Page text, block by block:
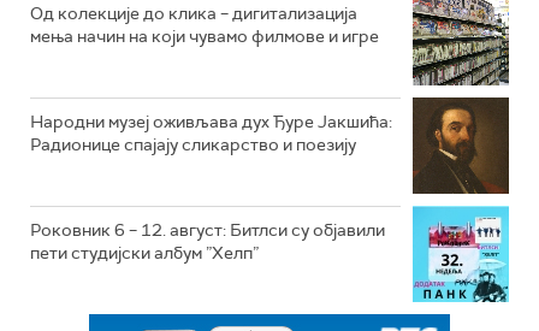
Од колекције до клика – дигитализација
мења начин на који чувамо филмове и игре
Народни музеј оживљава дух Ђуре Јакшића:
Радионице спајају сликарство и поезију
Роковник 6 – 12. август: Битлси су објавили
пети студијски албум ”Хелп”